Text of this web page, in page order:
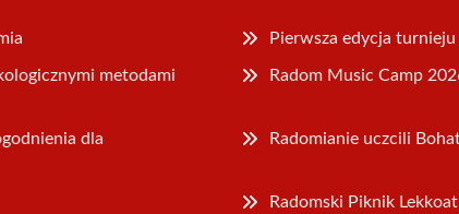
Pierwsza edycja
metodami
Radom Music Camp
dla
Radomianie uczcili
Radomski Piknik